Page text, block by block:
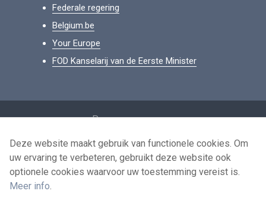
Federale regering
Belgium.be
Your Europe
FOD Kanselarij van de Eerste Minister
Persoonsgegevens
Voorwaarden voor het hergebruik
Contacteer ons
Deze website maakt gebruik van functionele cookies. Om
uw ervaring te verbeteren, gebruikt deze website ook
optionele cookies waarvoor uw toestemming vereist is.
Meer info.